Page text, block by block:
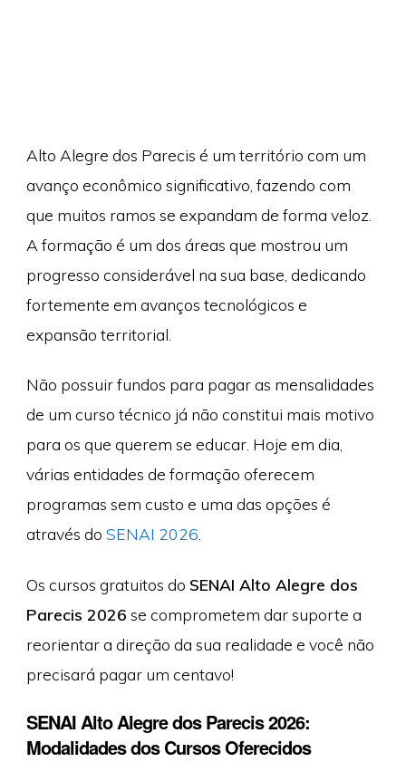
Alto Alegre dos Parecis é um território com um
avanço econômico significativo, fazendo com
que muitos ramos se expandam de forma veloz.
A formação é um dos áreas que mostrou um
progresso considerável na sua base, dedicando
fortemente em avanços tecnológicos e
expansão territorial.
Não possuir fundos para pagar as mensalidades
de um curso técnico já não constitui mais motivo
para os que querem se educar. Hoje em dia,
várias entidades de formação oferecem
programas sem custo e uma das opções é
através do SENAI 2026
Os cursos gratuitos do SENAI Alto Alegre dos
Parecis 2026 se comprometem dar suporte a
reorientar a direção da sua realidade e você não
precisará pagar um centavo!
SENAI Alto Alegre dos Parecis 2026:
Modalidades dos Cursos Oferecidos